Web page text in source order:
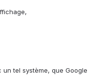
tel système, que Google